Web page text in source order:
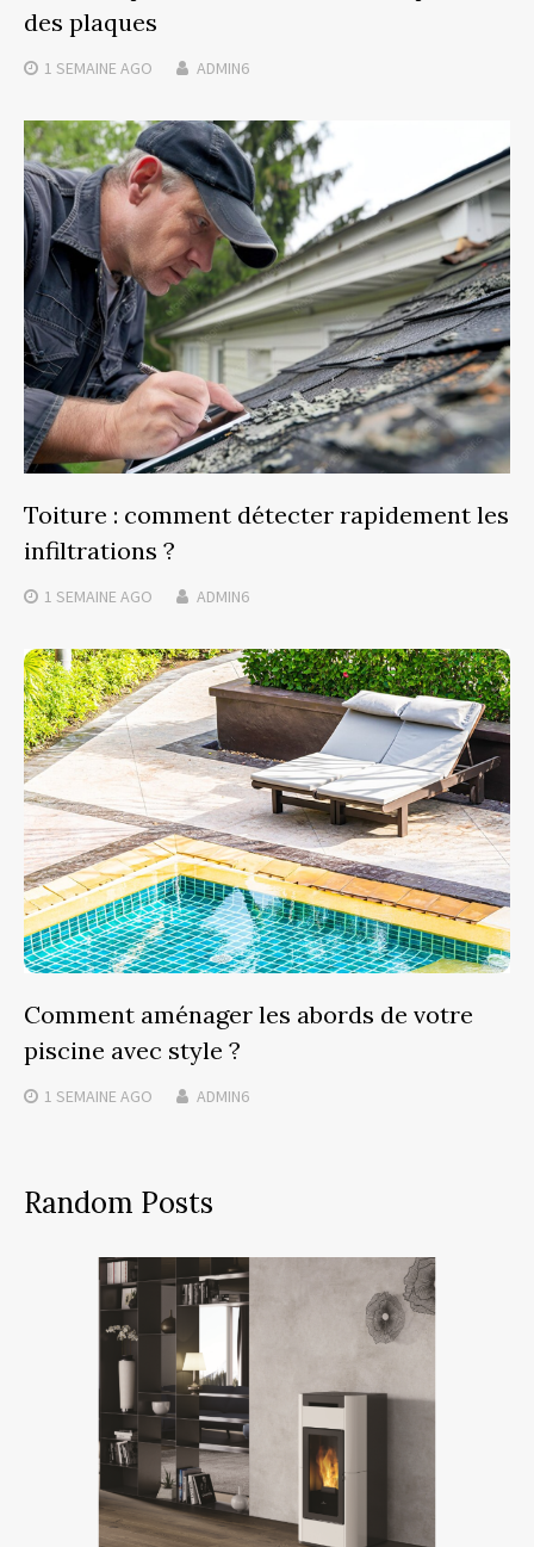
des plaques
1 SEMAINE AGO ADMIN6
Toiture : comment détecter rapidement les
infiltrations ?
1 SEMAINE AGO ADMIN6
Comment aménager les abords de votre
piscine avec style ?
1 SEMAINE AGO ADMIN6
Random Posts